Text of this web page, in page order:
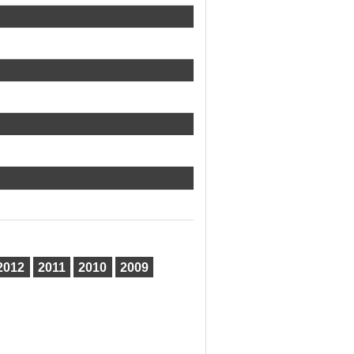
2011 2010
2009